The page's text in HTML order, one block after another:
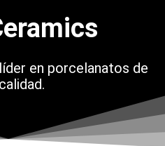
en porcelanatos de